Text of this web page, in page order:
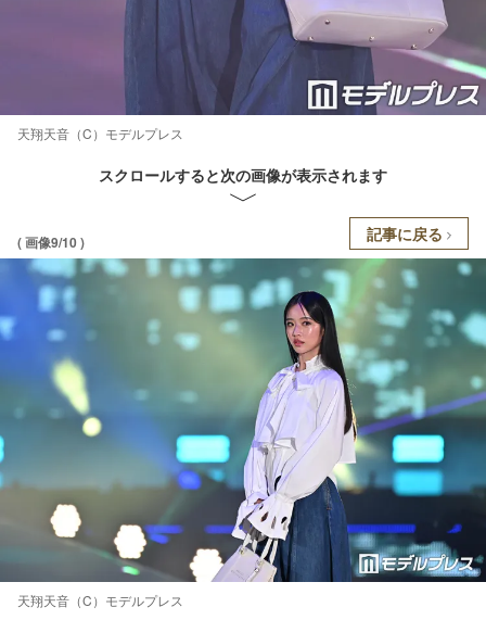
天翔天音（C）モデルプレス
スクロールすると次の画像が表示されます
( 画像9/10 ) 記事に戻る
天翔天音（C）モデルプレス